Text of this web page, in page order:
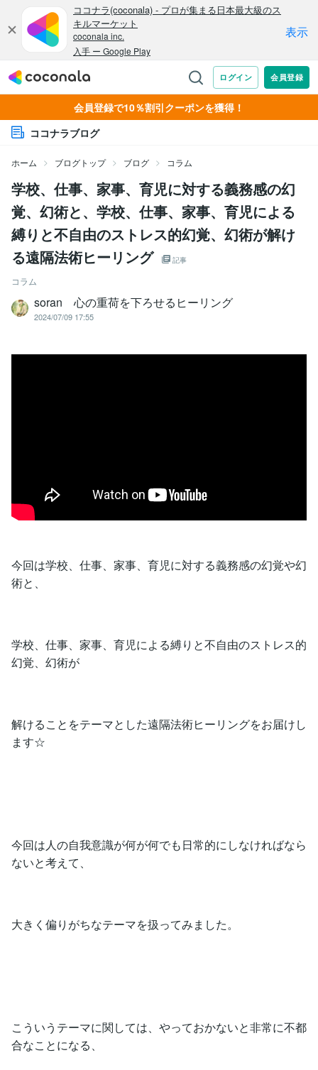
会員登録で10％割引クーポンを獲得！
ココナラブログ
ホーム ブログトップ ブログ コラム
学校、仕事、家事、育児に対する義務感の幻
覚、幻術と、学校、仕事、家事、育児による
縛りと不自由のストレス的幻覚、幻術が解け
る遠隔法術ヒーリング
記事
コラム
soran 心の重荷を下ろせるヒーリング
2024/07/09 17:55
今回は学校、仕事、家事、育児に対する義務感の幻覚や幻
術と、
学校、仕事、家事、育児による縛りと不自由のストレス的
幻覚、幻術が
解けることをテーマとした遠隔法術ヒーリングをお届けし
ます☆
今回は人の自我意識が何が何でも日常的にしなければなら
ないと考えて、
大きく偏りがちなテーマを扱ってみました。
こういうテーマに関しては、やっておかないと非常に不都
合なことになる、